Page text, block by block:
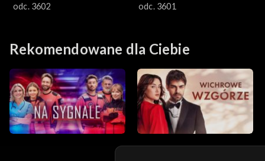
odc. 3602
odc. 3601
Rekomendowane dla Ciebie